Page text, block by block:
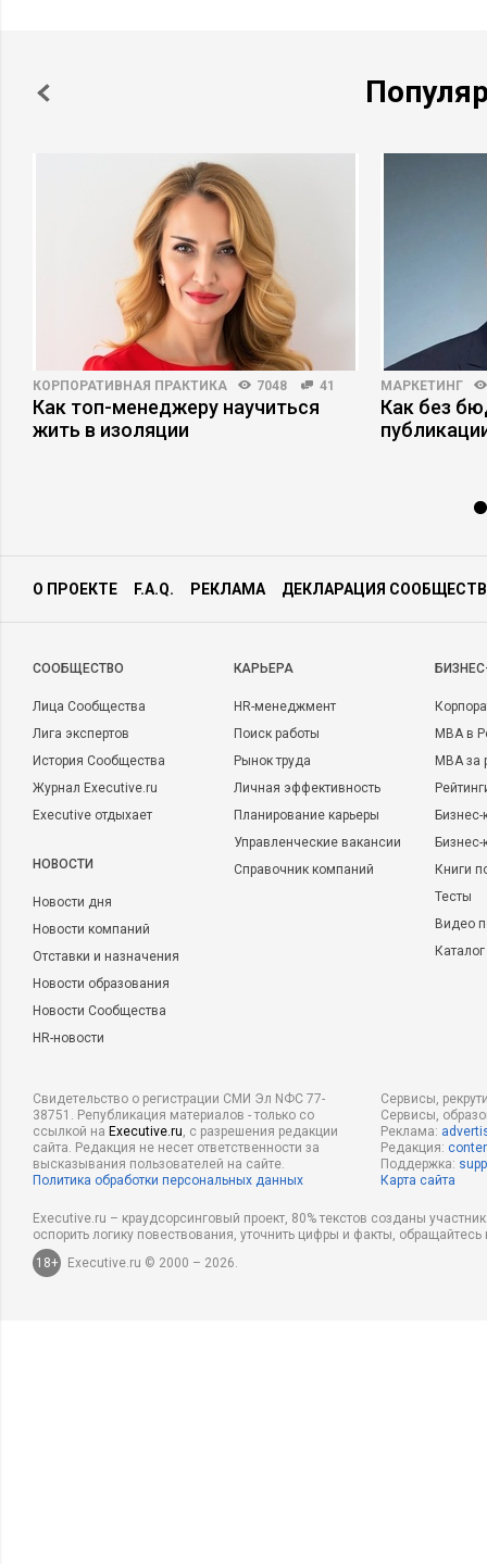
КОРПОРАТИВНАЯ ПРАКТИКА 7048 41
Как топ-менеджеру научиться
жить в изоляции
МАРКЕТИНГ
Как без
О ПРОЕКТЕ F.A.Q. РЕКЛАМА ДЕКЛАРАЦИЯ
CООБЩЕСТВО
Лица Сообщества
Лига экспертов
История Сообщества
Журнал Executive.ru
Executive отдыхает
НОВОСТИ
Новости дня
Новости компаний
Отставки и назначения
Новости образования
Новости Сообщества
HR-новости
КАРЬЕРА
HR-менеджмент
Поиск работы
Рынок труда
Личная эффективность
Планирование карьеры
Управленческие вакансии
Справочник компаний
MBA в
MBA
Бизнес-
Книги
Тесты
Видео
Свидетельство о регистрации СМИ Эл NФС 77-
38751. Републикация материалов - только со
ссылкой на Executive.ru, с разрешения редакции
сайта. Редакция не несет ответственности за
высказывания пользователей на сайте.
Политика обработки персональных данных
Сервисы,
Сервисы,
Реклама:
Редакция:
Поддержка:
Карта сайта
Executive.ru – краудсорсинговый проект, 80% текстов созданы
оспорить логику повествования, уточнить цифры и факты,
18+
Executive.ru © 2000 – 2026.